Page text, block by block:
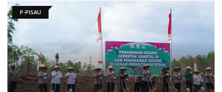
P-PISAU